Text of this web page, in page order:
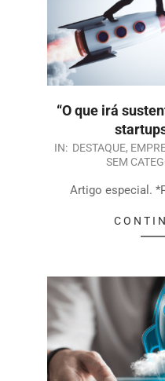
“O que irá
IN: DESTAQUE,
SEM
Artigo especial.